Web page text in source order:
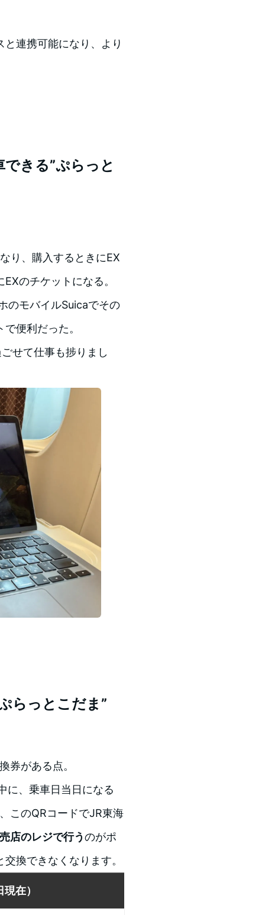
連携可能になり、より
きる”ぷらっと
り、購入するときにEX
EXのチケットになる。
のモバイルSuicaでその
便利だった。
せて仕事も捗りまし
らっとこだま”
券がある点。
に、乗車日当日になる
このQRコードでJR東海
店のレジで行うのがポ
換できなくなります。
在）